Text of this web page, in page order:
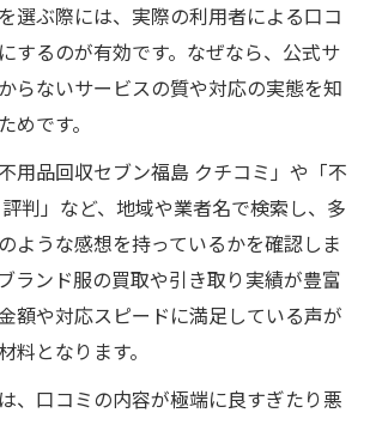
選ぶ際には、実際の利用者による口コ
するのが有効です。なぜなら、公式サ
らないサービスの質や対応の実態を知
めです。
用品回収セブン福島 クチコミ」や「不
判」など、地域や業者名で検索し、多
ような感想を持っているかを確認しま
ランド服の買取や引き取り実績が豊富
額や対応スピードに満足している声が
料となります。
、口コミの内容が極端に良すぎたり悪